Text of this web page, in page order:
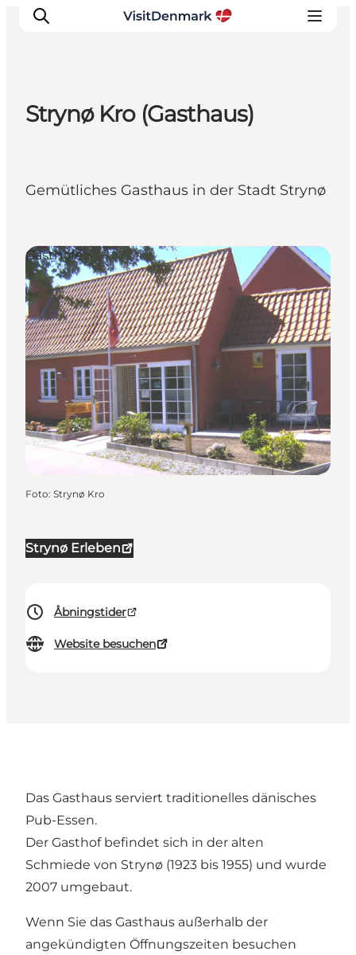
Erlebnisse
Strynø Kro (Gasthaus)
Gemütliches Gasthaus in der Stadt Strynø
Strynø Erleben
Åbningstider
Website besuchen
Gasthöfe
Foto: Strynø Kro
Das Gasthaus serviert traditionelles dänisches
Pub-Essen.
Der Gasthof befindet sich in der alten
Schmiede von Strynø (1923 bis 1955) und wurde
2007 umgebaut.
Wenn Sie das Gasthaus außerhalb der
angekündigten Öffnungszeiten besuchen